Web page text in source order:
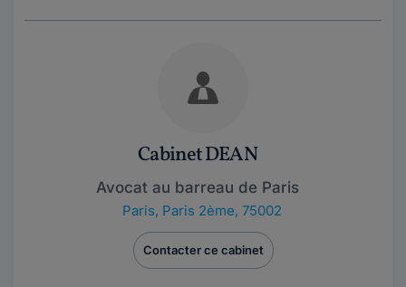
Cabinet DEAN
Avocat au barreau de Paris
Paris, Paris 2ème, 75002
Contacter ce cabinet